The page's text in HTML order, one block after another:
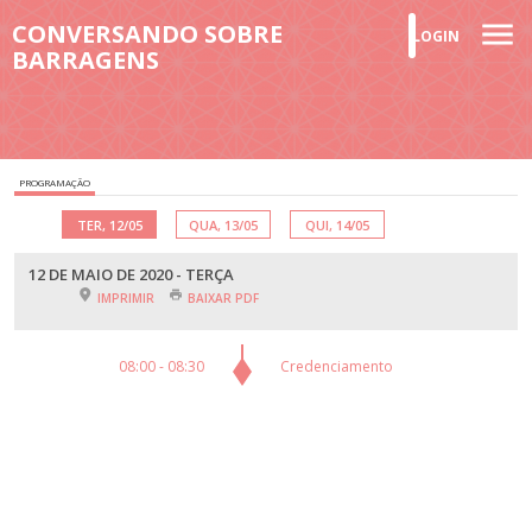
CONVERSANDO SOBRE
BARRAGENS
LOGIN
PROGRAMAÇÃO
TER, 12/05 QUA, 13/05 QUI, 14/05
12 DE MAIO DE 2020 - TERÇA
IMPRIMIR BAIXAR PDF
08:00 - 08:30 Credenciamento